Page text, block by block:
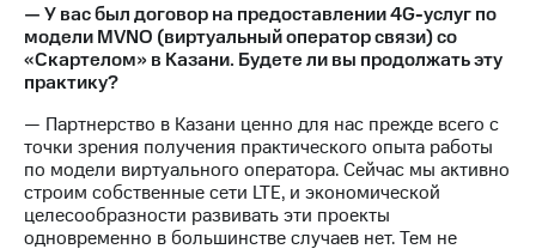
— У вас был договор на предоставлении 4G-услуг по
модели MVNO (виртуальный оператор связи) со
«Скартелом» в Казани. Будете ли вы продолжать эту
практику?
— Партнерство в Казани ценно для нас прежде всего с
точки зрения получения практического опыта работы
по модели виртуального оператора. Сейчас мы активно
строим собственные сети LTE, и экономической
целесообразности развивать эти проекты
одновременно в большинстве случаев нет. Тем не